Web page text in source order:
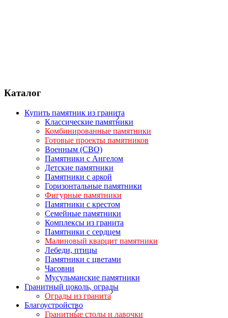
Каталог
Купить памятник из гранита
Классические памятники
Комбинированные памятники
Готовые проекты памятников
Военным (СВО)
Памятники с Ангелом
Детские памятники
Памятники с аркой
Горизонтальные памятники
Фигурные памятники
Памятники с крестом
Семейные памятники
Комплексы из гранита
Памятники с сердцем
Малиновый кварцит памятники
Лебеди, птицы
Памятники с цветами
Часовни
Мусульманские памятники
Гранитный цоколь, ограды
Ограды из гранита
Благоустройство
Гранитные столы и лавочки